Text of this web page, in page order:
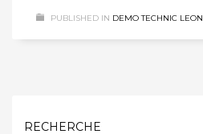
PUBLISHED IN DEMO TECHNIC LEON
RECHERCHE